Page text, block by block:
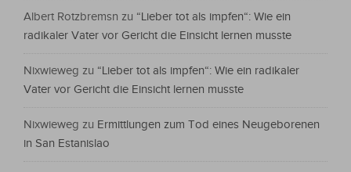
Albert Rotzbremsn zu “Lieber tot als impfen“: Wie ein
radikaler Vater vor Gericht die Einsicht lernen musste
Nixwieweg zu “Lieber tot als impfen“: Wie ein radikaler
Vater vor Gericht die Einsicht lernen musste
Nixwieweg zu Ermittlungen zum Tod eines Neugeborenen
in San Estanislao